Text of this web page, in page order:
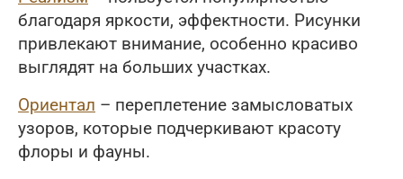
благодаря яркости, эффектности. Рисунки
привлекают внимание, особенно красиво
выглядят на больших участках.
Ориентал – переплетение замысловатых
узоров, которые подчеркивают красоту
флоры и фауны.